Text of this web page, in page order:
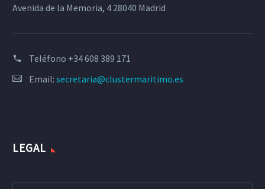
Avenida de la Memoria, 4 28040 Madrid
Teléfono +34 608 389 171
Email: secretaria@clustermaritimo.es
LEGAL